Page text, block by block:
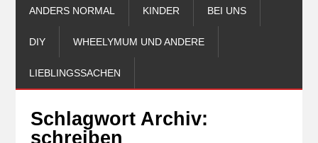
ANDERS NORMAL KINDER BEI UNS
DIY WHEELYMUM UND ANDERE
LIEBLINGSSACHEN
Schlagwort Archiv:
schreiben